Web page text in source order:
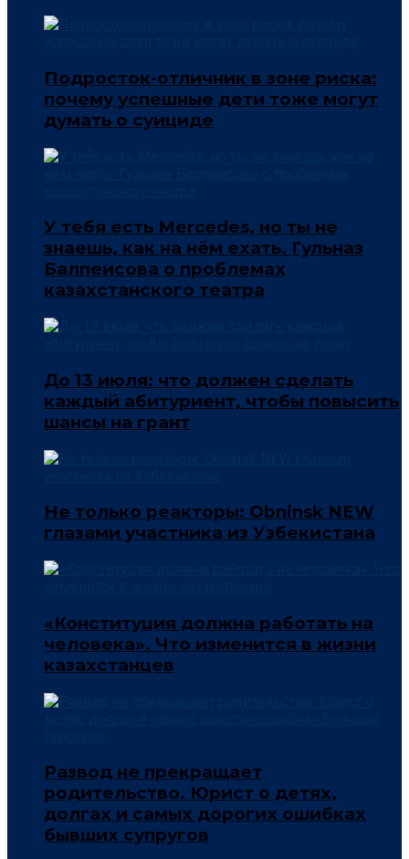
Подросток-отличник в зоне риска:
почему успешные дети тоже могут
думать о суициде
У тебя есть Mercedes, но ты не
знаешь, как на нём ехать. Гульназ
Балпеисова о проблемах
казахстанского театра
До 13 июля: что должен сделать
каждый абитуриент, чтобы повысить
шансы на грант
Не только реакторы: Obninsk NEW
глазами участника из Узбекистана
«Конституция должна работать на
человека». Что изменится в жизни
казахстанцев
Развод не прекращает
родительство. Юрист о детях,
долгах и самых дорогих ошибках
бывших супругов